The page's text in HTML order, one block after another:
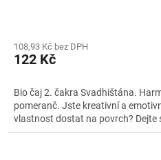
produktu
je
z
5
hvězdiček.
108,93 Kč bez DPH
122 Kč
Bio čaj 2. čakra Svadhištána.
pomeranč. Jste kreativní a
vlastnost dostat na povrch? Dejte